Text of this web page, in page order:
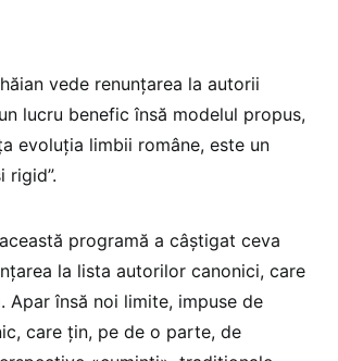
vede renunțarea la autorii
lucru benefic însă modelul propus,
evoluția limbii române, este un
rigid”.
programă a câștigat ceva
la lista autorilor canonici, care
Apar însă noi limite, impuse de
care țin, pe de o parte, de